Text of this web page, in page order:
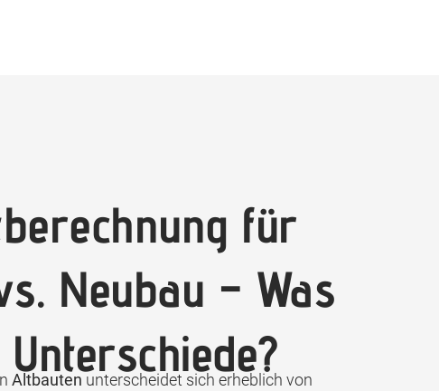
für
Neubau – Was
Altbauten unterscheidet sich erheblich von